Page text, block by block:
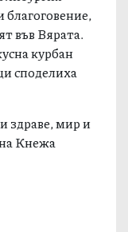
благоговение,
във Вярата.
курбан
споделиха
здраве, мир и
Кнежа